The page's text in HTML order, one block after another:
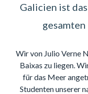
Galicien ist
Wir von Julio Verne
Baixas zu liegen.
für das Meer
Studenten unserer